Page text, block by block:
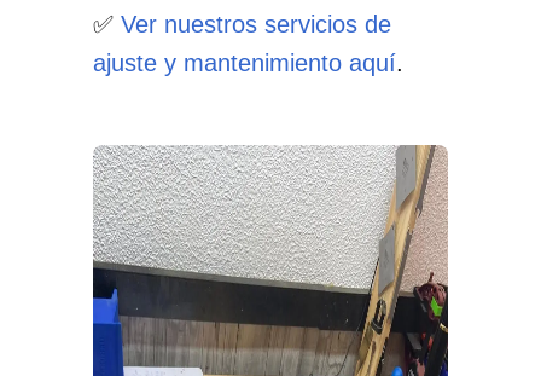
✅ Ver nuestros servicios de
ajuste y mantenimiento aquí.